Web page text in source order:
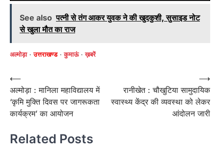
See also पत्नी से तंग आकर युवक ने की खुदकुशी, सुसाइड नोट
से खुला मौत का राज
अल्मोड़ा उत्तराखण्ड कुमाऊं ख़बरें
Post
navigation
⟵
अल्मोड़ा : मानिला महाविद्यालय में
‘कृमि मुक्ति दिवस पर जागरूकता
कार्यक्रम’ का आयोजन
रानीखेत : चौखुटिया सामुदायिक
स्वास्थ्य केंद्र की व्यवस्था को लेकर
आंदोलन जारी
⟶
Related Posts